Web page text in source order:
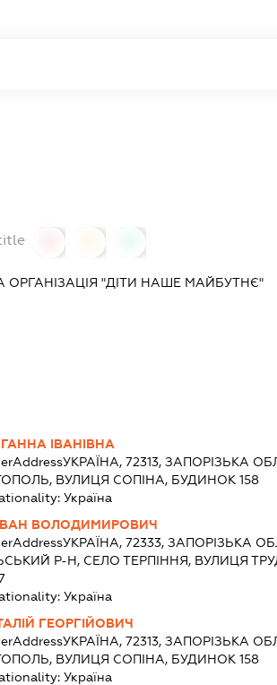
ОРГАНІЗАЦІЯ "ДІТИ НАШЕ МАЙБУТНЄ"
ІВАНІВНА
УКРАЇНА, 72313, ЗАПОРІЗЬКА
ВУЛИЦЯ СОПІНА, БУДИНОК 158
Україна
ВОЛОДИМИРОВИЧ
УКРАЇНА, 72333, ЗАПОРІЗЬКА
Р-Н, СЕЛО ТЕРПІННЯ, ВУЛИЦЯ
Україна
ГЕОРГІЙОВИЧ
УКРАЇНА, 72313, ЗАПОРІЗЬКА
ВУЛИЦЯ СОПІНА, БУДИНОК 158
Україна